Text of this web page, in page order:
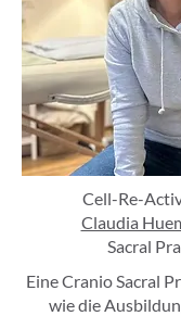
Cell-Re-
Claudia
Sacral
Eine Cranio Sacral
wie die